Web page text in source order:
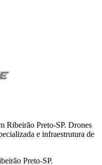
Ribeirão Preto-SP. Drones
e infraestrutura de
Preto-SP.